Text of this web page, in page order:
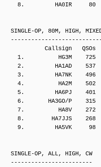
8.         HA0IR     80
SINGLE-OP, 80M, HIGH,
Callsign   QSOs  Points
1.          HG3M    725
2.         HA1AD    537
3.         HA7NK    496
4.          HA2M    502
5.         HA6PJ    401
6.       HA3GO/P    315
7.          HA8V    272
8.        HA7JJS    268
9.         HA5VK     98
SINGLE-OP, ALL, HIGH, CW
------------------------